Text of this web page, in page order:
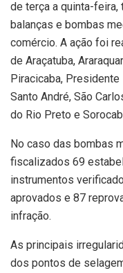
de terça a quinta-
balanças e bombas
comércio. A ação foi
de Araçatuba,
Piracicaba,
Santo André, São
do Rio Preto e
No caso das bombas
fiscalizados 69
instrumentos
aprovados e 87
infração.
As principais
dos pontos de